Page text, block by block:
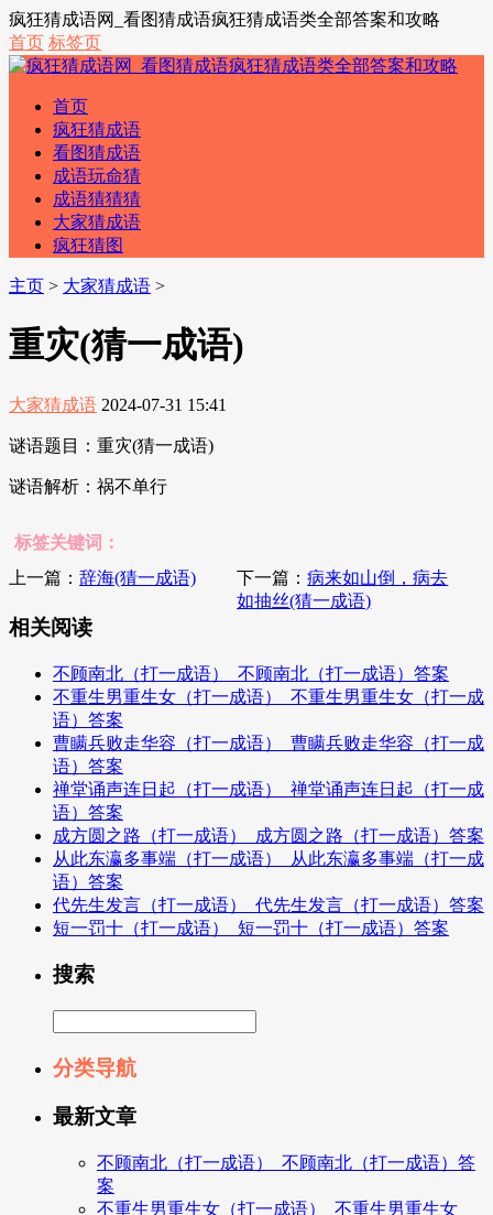
疯狂猜成语网_看图猜成语疯狂猜成语类全部答案和攻略
首页 标签页
首页
疯狂猜成语
看图猜成语
成语玩命猜
成语猜猜猜
大家猜成语
疯狂猜图
主页 > 大家猜成语 >
重灾(猜一成语)
大家猜成语 2024-07-31 15:41
谜语题目：重灾(猜一成语)
谜语解析：祸不单行
标签关键词：
上一篇： 辞海(猜一成语) 下一篇：病来如山倒，病去
如抽丝(猜一成语)
相关阅读
不顾南北（打一成语）_不顾南北（打一成语）答案
不重生男重生女（打一成语）_不重生男重生女（打一成
语）答案
曹瞒兵败走华容（打一成语）_曹瞒兵败走华容（打一成
语）答案
禅堂诵声连日起（打一成语）_禅堂诵声连日起（打一成
语）答案
成方圆之路（打一成语）_成方圆之路（打一成语）答案
从此东瀛多事端（打一成语）_从此东瀛多事端（打一成
语）答案
代先生发言（打一成语）_代先生发言（打一成语）答案
短一罚十（打一成语）_短一罚十（打一成语）答案
搜索
分类导航
最新文章
不顾南北（打一成语）_不顾南北（打一成语）答
案
不重生男重生女（打一成语）_不重生男重生女